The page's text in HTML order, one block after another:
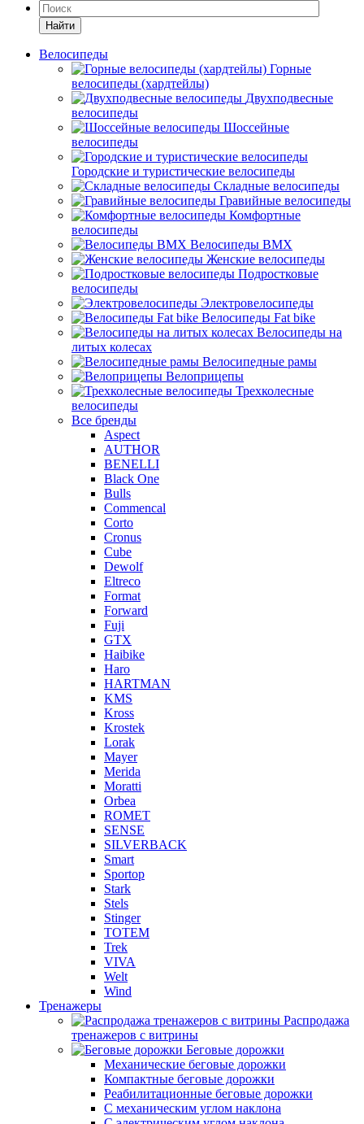
Найти
Велосипеды
Горные
велосипеды (хардтейлы)
Двухподвесные
велосипеды
Шоссейные
велосипеды
Городские и туристические велосипеды
Складные велосипеды
Гравийные велосипеды
Комфортные
велосипеды
Велосипеды BMX
Женские велосипеды
Подростковые
велосипеды
Электровелосипеды
Велосипеды Fat bike
Велосипеды на
литых колесах
Велосипедные рамы
Велоприцепы
Трехколесные
велосипеды
Все бренды
Aspect
AUTHOR
BENELLI
Black One
Bulls
Commencal
Corto
Cronus
Cube
Dewolf
Eltreco
Format
Forward
Fuji
GTX
Haibike
Haro
HARTMAN
KMS
Kross
Krostek
Lorak
Mayer
Merida
Moratti
Orbea
ROMET
SENSE
SILVERBACK
Smart
Sportop
Stark
Stels
Stinger
TOTEM
Trek
VIVA
Welt
Wind
Тренажеры
Распродажа
тренажеров с витрины
Беговые дорожки
Механические беговые дорожки
Компактные беговые дорожки
Реабилитационные беговые дорожки
С механическим углом наклона